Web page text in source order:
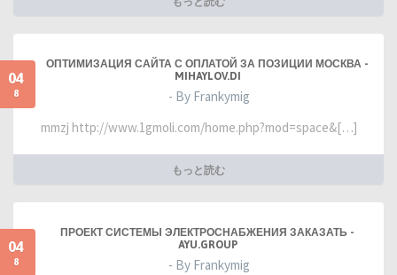
04
8
ОПТИМИЗАЦИЯ САЙТА С ОПЛАТОЙ ЗА ПОЗИЦИИ МОСКВА -
MIHAYLOV.DI
- By Frankymig
mmzj http://www.1gmoli.com/home.php?mod=space&[…]
もっと読む
04
8
ПРОЕКТ СИСТЕМЫ ЭЛЕКТРОСНАБЖЕНИЯ ЗАКАЗАТЬ -
AYU.GROUP
- By Frankymig